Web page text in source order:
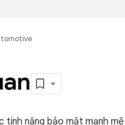
tính năng bảo mật mạnh